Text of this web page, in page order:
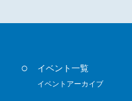
イベント一覧
イベントアーカイブ